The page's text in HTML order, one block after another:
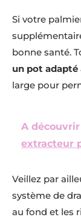
Si votre
bonne santé.
un pot adapté
large pour
A
extracteur
Veillez par
système de
au fond et les